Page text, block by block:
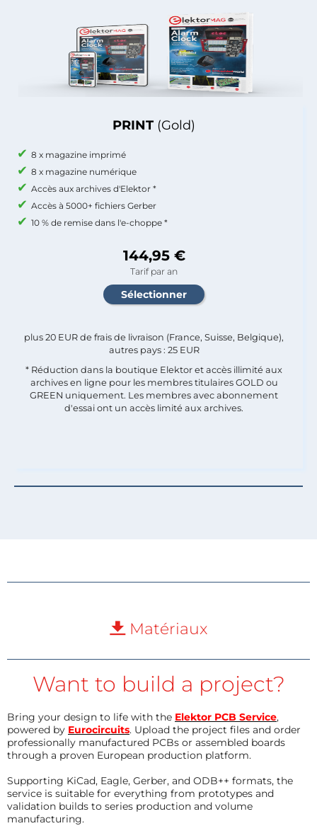
PRINT (Gold)
8 x magazine imprimé
8 x magazine numérique
Accès aux archives d'Elektor *
Accès à 5000+ fichiers Gerber
10 % de remise dans l'e-choppe *
144,95 €
Tarif par an
plus 20 EUR de frais de livraison (France, Suisse, Belgique),
autres pays : 25 EUR
* Réduction dans la boutique Elektor et accès illimité aux
archives en ligne pour les membres titulaires GOLD ou
GREEN uniquement. Les membres avec abonnement
d'essai ont un accès limité aux archives.
Matériaux
Want to build a project?
Bring your design to life with the Elektor PCB Service,
powered by Eurocircuits. Upload the project files and order
professionally manufactured PCBs or assembled boards
through a proven European production platform.
Supporting KiCad, Eagle, Gerber, and ODB++ formats, the
service is suitable for everything from prototypes and
validation builds to series production and volume
manufacturing.